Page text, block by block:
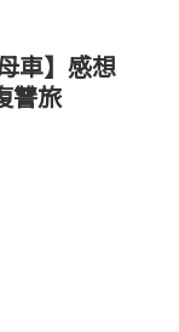
車】感想
讐旅